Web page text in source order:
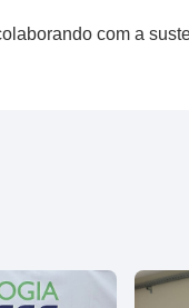
com a